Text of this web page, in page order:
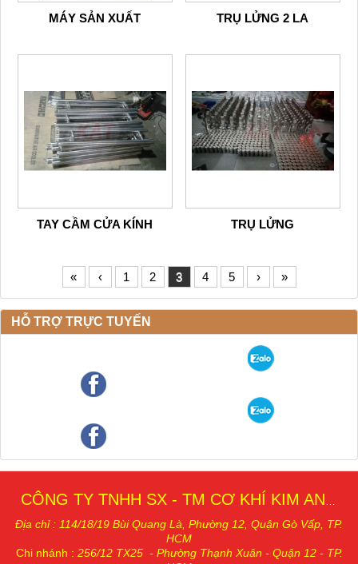
MÁY SẢN XUẤT TRỤ LỬNG 2 LA
TAY CẦM CỬA KÍNH TRỤ LỬNG
« ‹ 1 2 3 4 5 › »
HỖ TRỢ TRỰC TUYẾN
CÔNG TY TNHH SX - TM CƠ KHÍ KIM AN THÁI
Địa chỉ : 114/18/19 Bùi Quang Là, Phường 12, Quận Gò Vấp, TP.
HCM
Chi nhánh : 256/12 TX25 - Phường Thạnh Xuân - Quận 12 - TP.